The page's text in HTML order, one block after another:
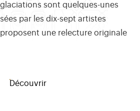
sont quelques-unes
par les dix-sept artistes
une relecture originale
Découvrir